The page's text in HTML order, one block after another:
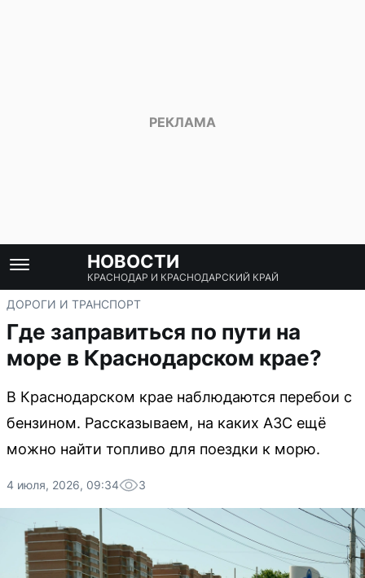
НОВОСТИ
КРАСНОДАР И КРАСНОДАРСКИЙ КРАЙ
ДОРОГИ И ТРАНСПОРТ
Где заправиться по пути на
море в Краснодарском крае?
В Краснодарском крае наблюдаются перебои с
бензином. Рассказываем, на каких АЗС ещё
можно найти топливо для поездки к морю.
4 июля, 2026, 09:34 3